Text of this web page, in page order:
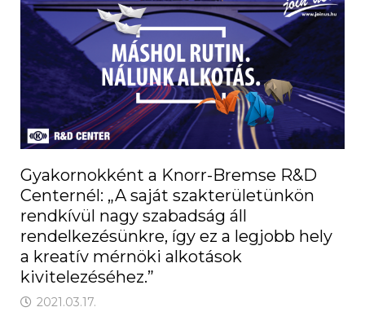
Gyakornokként a Knorr-Bremse R&D
Centernél: „A saját szakterületünkön
rendkívül nagy szabadság áll
rendelkezésünkre, így ez a legjobb hely
a kreatív mérnöki alkotások
kivitelezéséhez.”
2021.03.17.